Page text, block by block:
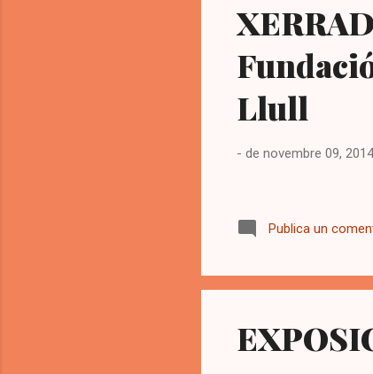
Llull
- de novembre 09, 2014
Publica un